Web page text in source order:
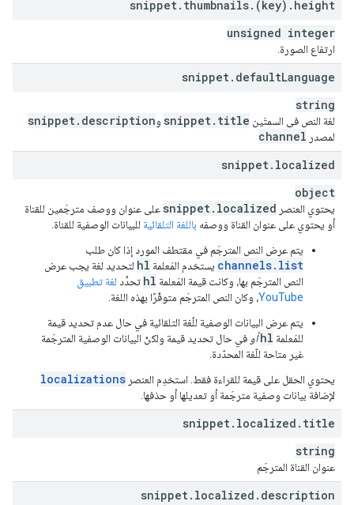
snippet. thumbnails. (key) . height
unsigned integer
ارتفاع الصورة.
snippet. defaultLanguage
string
لغة النص في السمتَين snippet. title و snippet. description
لمصدر channel
snippet. localized
object
يحتوي العنصر snippet. localized
على عنوان ووصف مترجَمين للقناة
أو يحتوي على عنوان القناة ووصفه باللغة التلقائية للبيانات الوصفية للقناة.
يتم عرض النص المترجَم في مقتطف المورد إذا كان طلب
channels.list يستخدم المَعلمة hl لتحديد لغة يجب عرض
النص المترجَم بها، وكانت قيمة المَعلمة hl تحدِّد لغة تطبيق
YouTube، وكان النص المترجَم متوفّرًا بهذه اللغة.
يتم عرض البيانات الوصفية للّغة التلقائية في حال عدم تحديد قيمة
للمَعلمة hl أو في حال تحديد قيمة ولكنّ البيانات الوصفية المترجَمة
غير متاحة للّغة المحدّدة.
يحتوي الحقل على قيمة للقراءة فقط. استخدِم العنصر localizations
لإضافة بيانات وصفية مترجَمة أو تعديلها أو حذفها.
snippet. localized . title
string
عنوان القناة المترجَم
snippet. localized . description